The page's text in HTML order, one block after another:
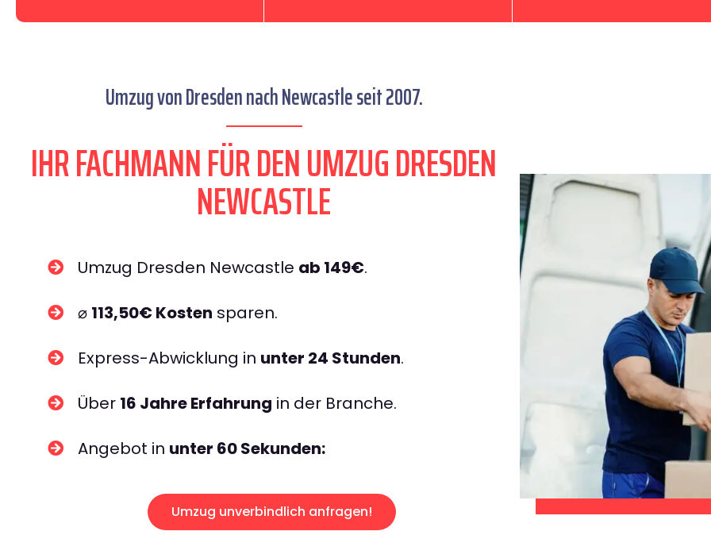
Umzug von Dresden nach Newcastle seit 2007.
IHR FACHMANN FÜR DEN UMZUG DRESDEN
NEWCASTLE
Umzug Dresden Newcastle ab 149€.
⌀ 113,50€ Kosten sparen.
Express-Abwicklung in unter 24 Stunden.
Über 16 Jahre Erfahrung in der Branche.
Angebot in unter 60 Sekunden:
Umzug unverbindlich anfragen!